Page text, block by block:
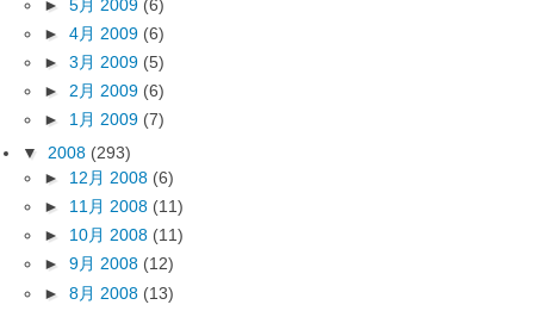
► 5月 2009 (6)
► 4月 2009 (6)
► 3月 2009 (5)
► 2月 2009 (6)
► 1月 2009 (7)
▼ 2008 (293)
► 12月 2008 (6)
► 11月 2008 (11)
► 10月 2008 (11)
► 9月 2008 (12)
► 8月 2008 (13)